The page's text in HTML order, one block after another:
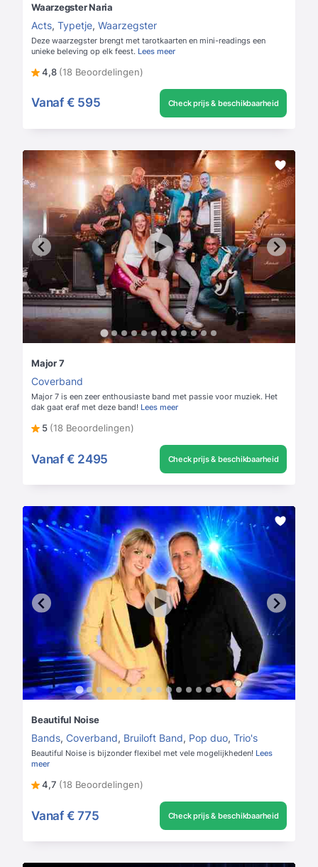
Waarzegster Naria
Acts, Typetje, Waarzegster
Deze waarzegster brengt met tarotkaarten en mini-readings een
unieke beleving op elk feest. Lees meer
4,8 (18 Beoordelingen)
Vanaf € 595 Check prijs & beschikbaarheid
Major 7
Coverband
Major 7 is een zeer enthousiaste band met passie voor muziek. Het
dak gaat eraf met deze band! Lees meer
5 (18 Beoordelingen)
Vanaf € 2495 Check prijs & beschikbaarheid
Beautiful Noise
Bands, Coverband, Bruiloft Band, Pop duo, Trio's
Beautiful Noise is bijzonder flexibel met vele mogelijkheden! Lees
meer
4,7 (18 Beoordelingen)
Vanaf € 775 Check prijs & beschikbaarheid